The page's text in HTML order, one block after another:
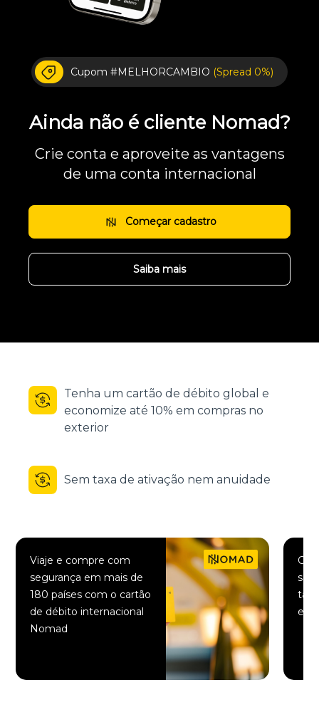
Cupom #MELHORCAMBIO (Spread 0%)
Ainda não é cliente Nomad?
Crie conta e aproveite as vantagens
de uma conta internacional
Começar cadastro
Saiba mais
Tenha um cartão de débito global e
economize até 10% em compras no
exterior
Sem taxa de ativação nem anuidade
Viaje e compre com
segurança em mais de
180 países com o cartão
de débito internacional
Nomad